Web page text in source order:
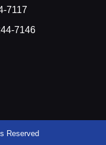
7117
7146
Reserved